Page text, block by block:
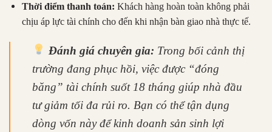
Thời điểm thanh toán: Khách hàng hoàn toàn không phải
chịu áp lực tài chính cho đến khi nhận bàn giao nhà thực tế.
Đánh giá chuyên gia: Trong bối cảnh thị
trường đang phục hồi, việc được “đóng
băng” tài chính suốt 18 tháng giúp nhà đầu
tư giảm tối đa rủi ro. Bạn có thể tận dụng
dòng vốn này để kinh doanh sản sinh lợi